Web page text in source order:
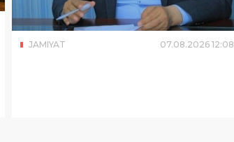
JAMIYAT
07.08.2026 12:08